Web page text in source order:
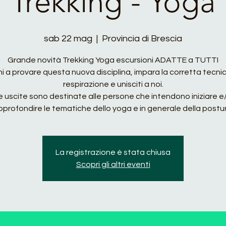
sab 22 mag
  |
Provincia di Brescia
Grande novità Trekking Yoga escursioni ADATTE a TUTTI
a provare questa nuova disciplina, impara la corretta
respirazione e unisciti a noi.
uscite sono destinate alle persone che intendono iniziare
le tematiche dello yoga e in generale della
La registrazione è stata chiusa
Scopri gli altri eventi